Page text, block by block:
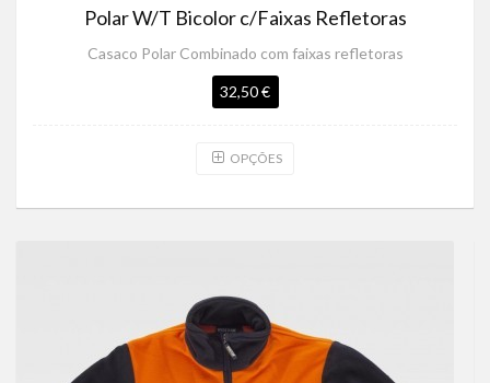
Polar W/T Bicolor c/Faixas Refletoras
Casaco Polar Combinado com faixas refletoras
32,50 €
OPÇÕES